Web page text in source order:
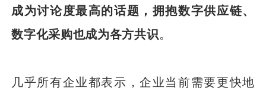
成为讨论度最高的话题，拥抱数字供应链、
数字化采购也成为各方共识。
几乎所有企业都表示，企业当前需要更快地